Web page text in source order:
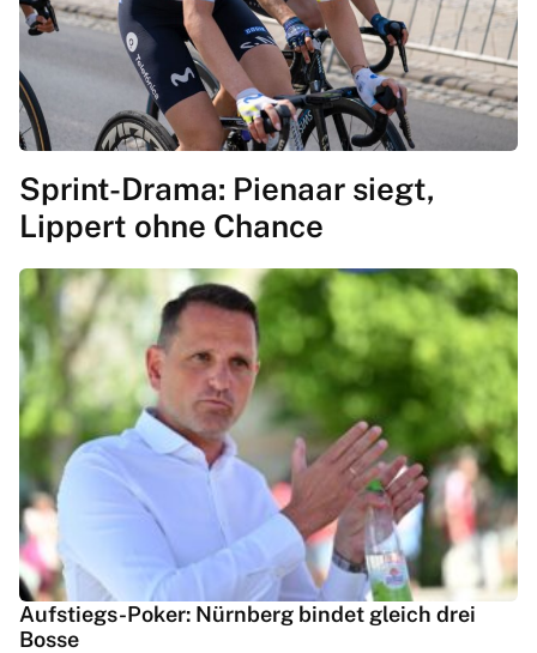
Sprint-Drama: Pienaar siegt,
Lippert ohne Chance
Aufstiegs-Poker: Nürnberg bindet gleich drei
Bosse